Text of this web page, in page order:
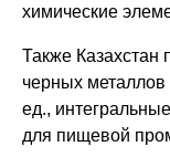
химические
Также Казахстан
черных металлов
ед.,
для пищевой